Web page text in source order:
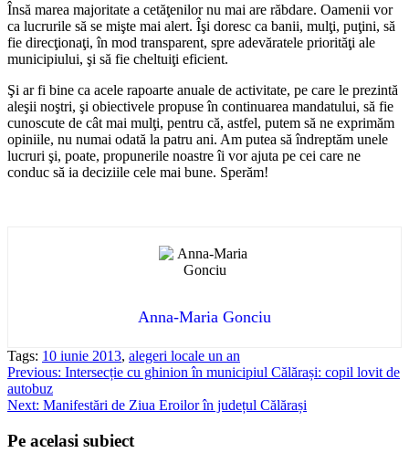
Însă marea majoritate a cetăţenilor nu mai are răbdare. Oamenii vor
ca lucrurile să se mişte mai alert. Îşi doresc ca banii, mulţi, puţini, să
fie direcţionaţi, în mod transparent, spre adevăratele priorităţi ale
municipiului, şi să fie cheltuiţi eficient.
Şi ar fi bine ca acele rapoarte anuale de activitate, pe care le prezintă
aleşii noştri, şi obiectivele propuse în continuarea mandatului, să fie
cunoscute de cât mai mulţi, pentru că, astfel, putem să ne exprimăm
opiniile, nu numai odată la patru ani. Am putea să îndreptăm unele
lucruri şi, poate, propunerile noastre îi vor ajuta pe cei care ne
conduc să ia deciziile cele mai bune. Sperăm!
Anna-Maria Gonciu
Tags: 10 iunie 2013, alegeri locale un an
Post
navigation
Previous: Intersecție cu ghinion în municipiul Călărași: copil lovit de
autobuz
Next: Manifestări de Ziua Eroilor în județul Călărași
Pe acelasi subiect